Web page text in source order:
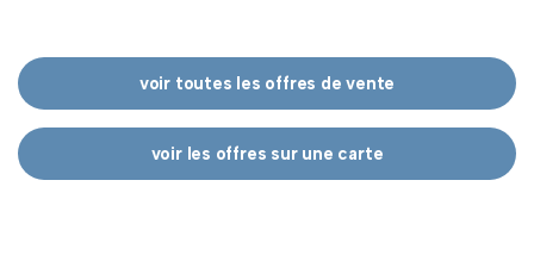
voir toutes les offres de vente
voir les offres sur une carte